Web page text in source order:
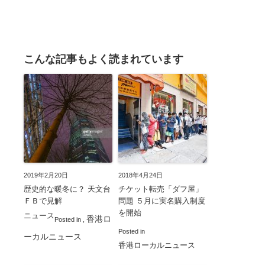
こんな記事もよく読まれています
2019年2月20日
歴史的な暖冬に？ 天文台
ＦＢで見解
Posted in
ニュース
香港ロ
ーカルニュース
2018年4月24日
チケット転売「ダフ屋」
問題 ５月に実名購入制度
を開始
Posted in
香港ローカルニュース